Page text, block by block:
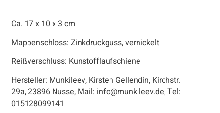
Ca. 17 x 10 x 3 cm
Mappenschloss: Zinkdruckguss, vernickelt
Reißverschluss: Kunstofflaufschiene
Hersteller: Munkileev, Kirsten Gellendin, Kirchstr.
29a, 23896 Nusse, Mail: info@munkileev.de, Tel:
015128099141